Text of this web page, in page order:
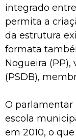
integrado
permita a
da estrutura
formata
Nogueira (PP),
(PSDB),
O parlamentar
escola
em 2010, o